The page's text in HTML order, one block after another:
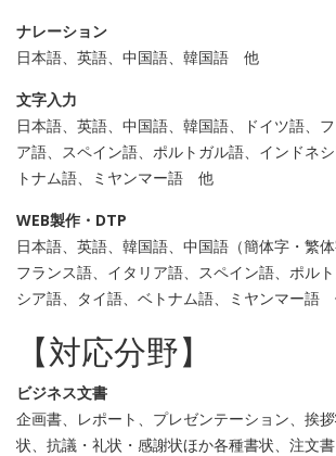
ナレーション
日本語、英語、中国語、韓国語 他
文字入力
日本語、英語、中国語、韓国語、ドイツ語、
ア語、スペイン語、ポルトガル語、インドネ
トナム語、ミヤンマー語 他
WEB製作・DTP
日本語、英語、韓国語、中国語（簡体字・繁体
フランス語、イタリア語、スペイン語、ポル
シア語、タイ語、ベトナム語、ミヤンマー語
【対応分野】
ビジネス文書
企画書、レポート、プレゼンテーション、挨
状、抗議・礼状・感謝状ほか各種書状、注文